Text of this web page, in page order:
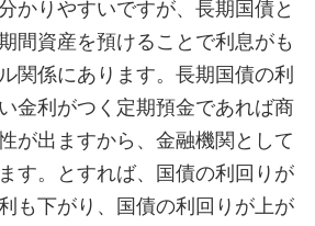
かりやすいですが、長期国債と
間資産を預けることで利息がも
関係にあります。長期国債の利
金利がつく定期預金であれば商
が出ますから、金融機関として
す。とすれば、国債の利回りが
も下がり、国債の利回りが上が